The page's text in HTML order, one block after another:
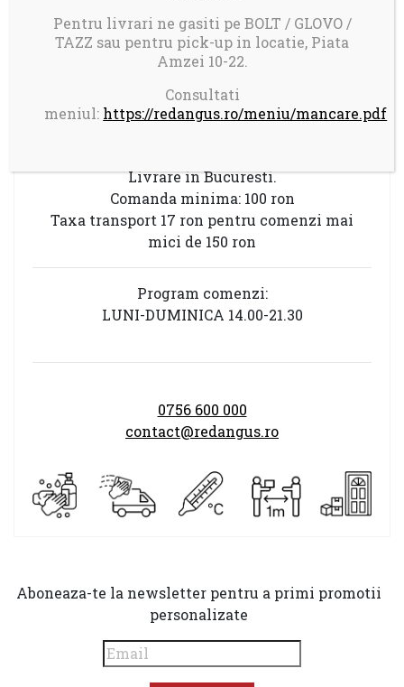
Niciun produs în coș.
Livrare in Bucuresti.
Comanda minima: 100 ron
Taxa transport 17 ron pentru comenzi mai
mici de 150 ron
Program comenzi:
LUNI-DUMINICA 14.00-21.30
0756 600 000
contact@redangus.ro
Aboneaza-te la newsletter pentru a primi promotii
personalizate
Pentru livrari ne gasiti pe BOLT / GLOVO /
TAZZ sau pentru pick-up in locatie, Piata
Amzei 10-22.
Consultati
meniul: https://redangus.ro/meniu/mancare.pdf